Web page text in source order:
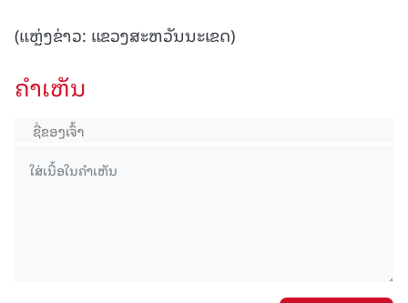
(ແຫຼ່ງຂ່າວ: ແຂວງສະຫວັນນະເຂດ)
ຄໍາເຫັນ